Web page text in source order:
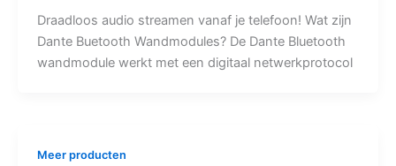
Draadloos audio streamen vanaf je telefoon! Wat zijn
Dante Buetooth Wandmodules? De Dante Bluetooth
wandmodule werkt met een digitaal netwerkprotocol
Meer producten